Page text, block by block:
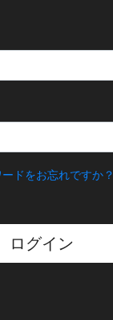
ドをお忘れですか？
ログイン